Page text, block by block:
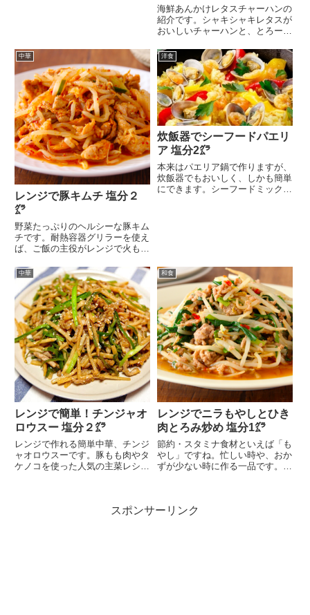
海鮮あんかけレタスチャーハンの
紹介です。シャキシャキレタスが
おいしいチャーハンと、とろーり
中華
レンジで豚キムチ 塩分２
㌘
野菜たっぷりのヘルシーな豚キム
チです。耐熱容器グリラーを使え
ば、ご飯の主役がレンジで火も包
洋食
炊飯器でシーフードパエリ
ア 塩分2㌘
本来はパエリア鍋で作りますが、
炊飯器でもおいしく、しかも簡単
にできます。シーフードミックス
中華
レンジで簡単！チンジャオ
ロウスー 塩分２㌘
レンジで作れる簡単中華、チンジ
ャオロウスーです。豚もも肉やタ
ケノコを使った人気の主菜レシピ
和食
レンジでニラもやしとひき
肉とろみ炒め 塩分1㌘
節約・スタミナ食材といえば「も
やし」ですね。忙しい時や、おか
ずが少ない時に作る一品です。レ
スポンサーリンク